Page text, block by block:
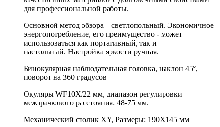
для профессиональной работы.
Основной метод обзора – светлопольный. Экономичное
энергопотребление, его преимущество - может
использоваться как портативный, так и
настольный. Настройка яркости ручная.
Бинокулярная наблюдательная головка, наклон 45°,
поворот на 360 градусов
Окуляры WF10X/22 мм, диапазон регулировки
межзрачкового расстояния: 48-75 мм.
Механический столик XY, Размеры: 190X145 мм